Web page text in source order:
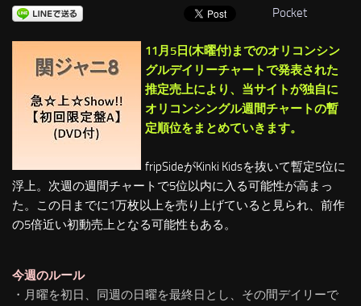
Pocket
11月5日(木曜付)までのオリコンシン
グルデイリーチャートで発表された
推定売上により、当サイトが独自に
オリコンシングル週間チャートの暫
定順位をまとめていきます。
fripSideがKinki Kidsを抜いて暫定5位に
浮上。次週の週間チャートで5位以内に入る可能性が高まっ
た。この日までに1万枚以上を売り上げていると見られ、前作
の5倍近い初動売上となる可能性もある。
今週のルール
・月曜を初日、同週の日曜を最終日とし、その間デイリーで